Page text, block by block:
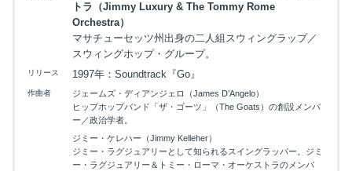
トラ（Jimmy Luxury & The Tommy Rome
Orchestra）
マサチューセッツ州出身の二人組スウィングラップ／
スウィングホップ・グループ。
リリース 1997年：Soundtrack『Go』
作曲者
ジェームズ・ディアンジェロ（James D’Angelo）
ヒップホップバンド「ザ・ゴーツ」（The Goats）の創設メンバ
ー／政治学者。
ジミー・ケレハー（Jimmy Kelleher）
ジミー・ラグジュアリーとして知られるスイングラッパー。ジミ
ー・ラグジュアリー＆トミー・ローマ・オーケストラのメンバ